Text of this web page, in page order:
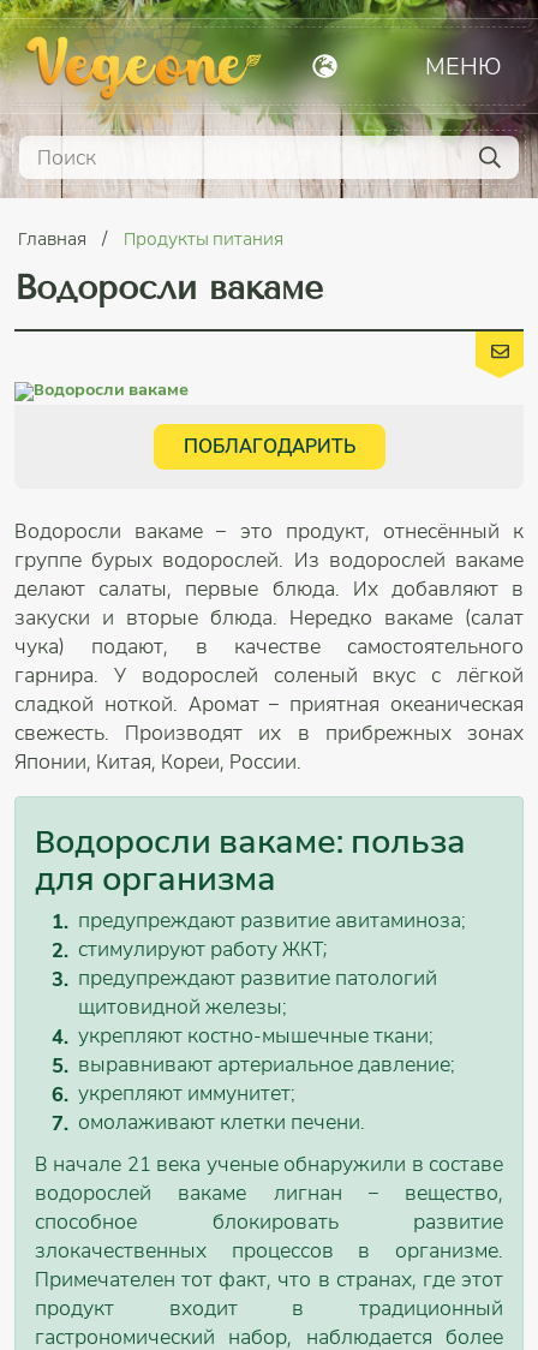
МЕНЮ
Главная Продукты питания
Водоросли вакаме
ПОБЛАГОДАРИТЬ
Водоросли вакаме – это продукт, отнесённый к
группе бурых водорослей. Из водорослей вакаме
делают салаты, первые блюда. Их добавляют в
закуски и вторые блюда. Нередко вакаме (салат
чука) подают, в качестве самостоятельного
гарнира. У водорослей соленый вкус с лёгкой
сладкой ноткой. Аромат – приятная океаническая
свежесть. Производят их в прибрежных зонах
Японии, Китая, Кореи, России.
Водоросли вакаме: польза
для организма
предупреждают развитие авитаминоза;
стимулируют работу ЖКТ;
предупреждают развитие патологий
щитовидной железы;
укрепляют костно-мышечные ткани;
выравнивают артериальное давление;
укрепляют иммунитет;
омолаживают клетки печени.
В начале 21 века ученые обнаружили в составе
водорослей вакаме лигнан – вещество,
способное блокировать развитие
злокачественных процессов в организме.
Примечателен тот факт, что в странах, где этот
продукт входит в традиционный
гастрономический набор, наблюдается более